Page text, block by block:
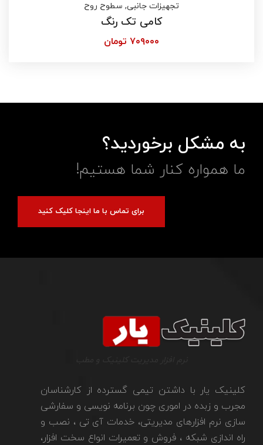
تجهیزات جانبی, سطوح روح
کامی تک رنگ
۷۰۹۰۰۰ تومان
به مشکل برخوردید؟
ما همواره کنار شما هستیم!
برای تماس با ما اینجا کلیک کنید
کلینیک یار با داشتن تیمی گسترده از کارشناسان
مجرب و زبده در اموری چون برنامه نویسی و سفارشی
سازی نرم افزارهای مدیریتی، خدمات آی تی ، نصب و
راه اندازی شبکه ، فروش و تعمیرات انواع سخت افزار،